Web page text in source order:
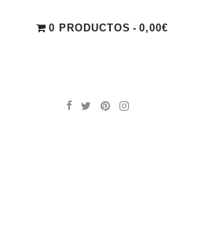
0 PRODUCTOS 0,00€